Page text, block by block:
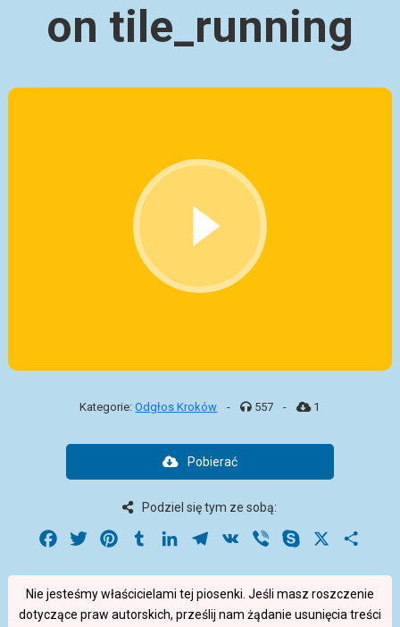
on tile_running
Kategorie:Odgłos Kroków - 557 - 1
Pobierać
Podziel się tym ze sobą:
Facebook
Twitter PinterestTumblrLinkedInTelegram
VK Viber Skype
Nie jesteśmy właścicielami tej piosenki. Jeśli masz roszczenie
dotyczące praw autorskich, prześlij nam żądanie usunięcia treści